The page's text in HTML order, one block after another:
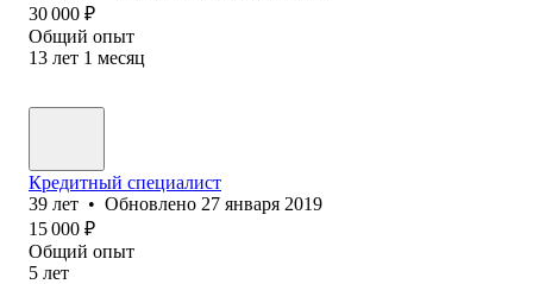
30 000 ₽
Общий опыт
13 лет 1 месяц
Кредитный специалист
39 лет • Обновлено 27 января 2019
15 000 ₽
Общий опыт
5 лет